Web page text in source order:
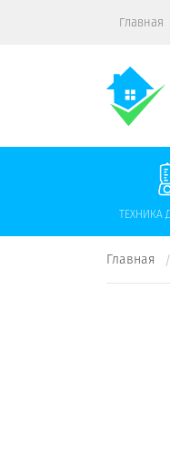
Главная
ТЕХНИКА
Главная